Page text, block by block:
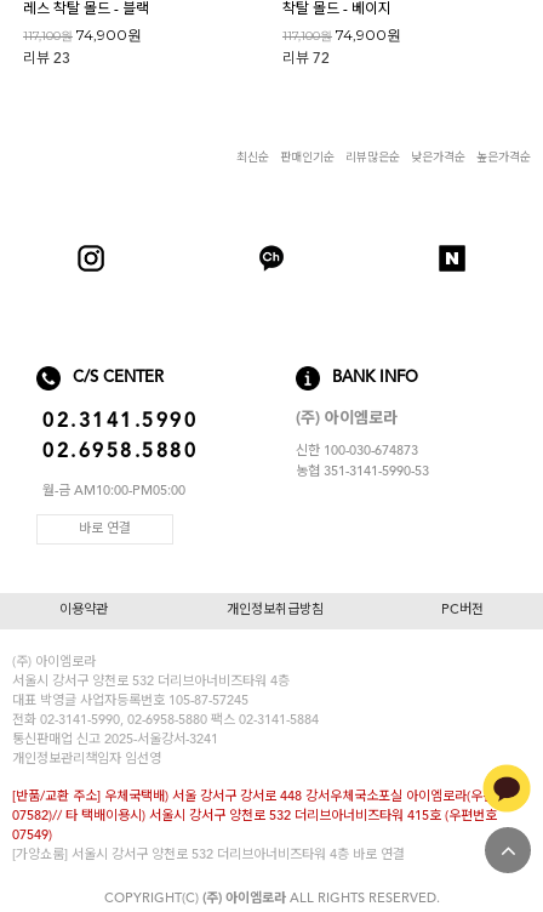
레스 착탈 몰드 - 블랙
117,100원 74,900원
리뷰 23
착탈 몰드 - 베이지
117,100원 74,900원
리뷰 72
최신순 판매인기순 리뷰많은순 낮은가격순 높은가격순
C/S CENTER
02.3141.5990
02.6958.5880
월-금 AM10:00-PM05:00
바로 연결
BANK INFO
(주) 아이엠로라
신한 100-030-674873
농협 351-3141-5990-53
이용약관 개인정보취급방침 PC버전
(주) 아이엠로라
서울시 강서구 양천로 532 더리브아너비즈타워 4층
대표 박영글 사업자등록번호 105-87-57245
전화 02-3141-5990, 02-6958-5880 팩스 02-3141-5884
통신판매업 신고 2025-서울강서-3241
개인정보관리책임자 임선영
[반품/교환 주소] 우체국택배) 서울 강서구 강서로 448 강서우체국소포실 아이엠로라(우편번호
07582)// 타 택배이용시) 서울시 강서구 양천로 532 더리브아너비즈타워 415호 (우편번호
07549)
[가양쇼룸] 서울시 강서구 양천로 532 더리브아너비즈타워 4층 바로 연결
COPYRIGHT(C) (주) 아이엠로라ALL RIGHTS RESERVED.